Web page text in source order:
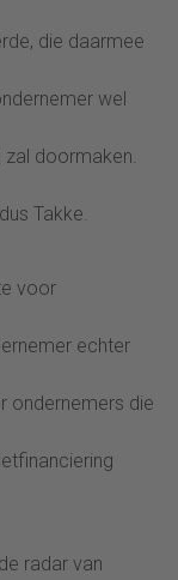
die daarmee
wel
doormaken.
Takke.
voor
echter
ondernemers die
radar van